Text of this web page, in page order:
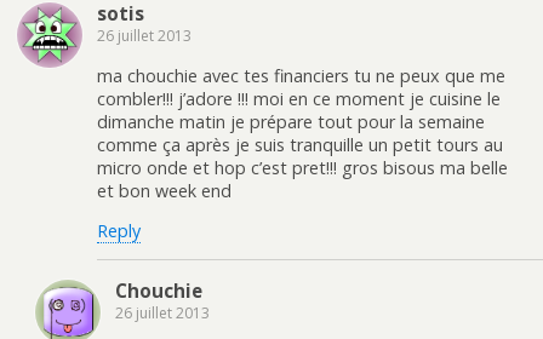
sotis
26 juillet 2013
ma chouchie avec tes financiers tu ne peux que me
combler!!! j’adore !!! moi en ce moment je cuisine le
dimanche matin je prépare tout pour la semaine
comme ça après je suis tranquille un petit tours au
micro onde et hop c’est pret!!! gros bisous ma belle
et bon week end
Reply
Chouchie
26 juillet 2013